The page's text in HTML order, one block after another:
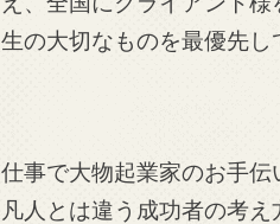
生の大切なものを最優先
仕事で大物起業家のお手
凡人とは違う成功者の考え